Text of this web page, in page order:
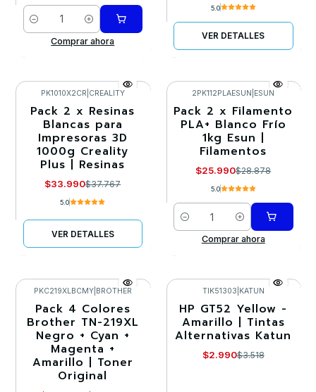
Cantidad
Comprar ahora
5.0
VER DETALLES
-10%
Agotado
PK1010X2CR CREALITY
Pack 2 x Resinas
Blancas para
Impresoras 3D
1000g Creality
Plus | Resinas
$33.990$37.767
5.0
VER DETALLES
-10%
2PK112PLAESUN ESUN
Pack 2 x Filamento
PLA+ Blanco Frío
1kg Esun |
Filamentos
$25.990$28.878
5.0
Cantidad
Comprar ahora
-10%
PKC219XLBCMY| BROTHER
Pack 4 Colores
Brother TN-219XL
Negro + Cyan +
Magenta +
Amarillo | Toner
Original
-15%
TIK51303 KATUN
HP GT52 Yellow -
Amarillo | Tintas
Alternativas Katun
$2.990$3.518